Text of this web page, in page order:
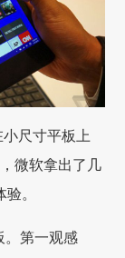
尺寸平板上
微软拿出了几
。
。第一观感